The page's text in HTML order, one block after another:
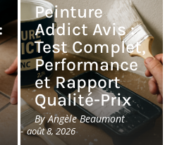
Peinture
Addict Avis :
Test Complet,
Performance
et Rapport
Qualité-Prix
By Angèle Beaumont
- août 8, 2026